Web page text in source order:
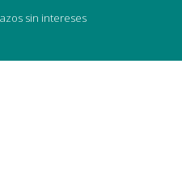
sin intereses